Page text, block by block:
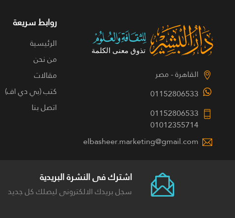
القاهرة - مصر
01152806533
01152806533
01012355714
elbasheer.marketing@gmail.com
روابط سريعة
الرئيسية
من نحن
مقالات
كتب (بي دي اف)
اتصل بنا
اشترك فى النشرة البريدية
سجل بريدك الالكترونى ليصلك كل جديد